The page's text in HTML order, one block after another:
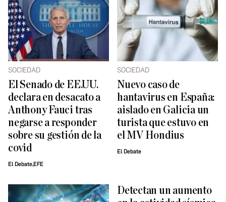
SOCIEDAD
El Senado de EE.UU.
declara en desacato a
Anthony Fauci tras
negarse a responder
sobre su gestión de la
covid
El Debate,EFE
SOCIEDAD
Nuevo caso de
hantavirus en España:
aislado en Galicia un
turista que estuvo en
el MV Hondius
El Debate
Detectan un aumento